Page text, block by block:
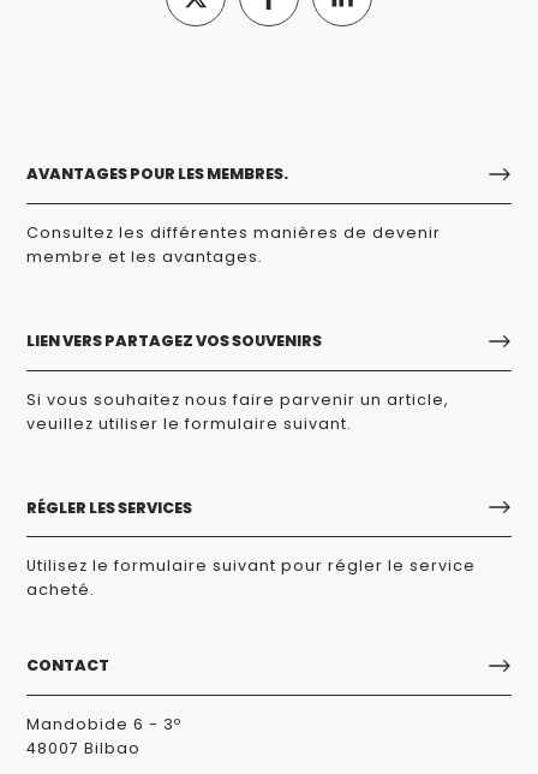
AVANTAGES POUR LES MEMBRES.
Consultez les différentes manières de devenir
membre et les avantages.
LIEN VERS PARTAGEZ VOS SOUVENIRS
Si vous souhaitez nous faire parvenir un article,
veuillez utiliser le formulaire suivant.
RÉGLER LES SERVICES
Utilisez le formulaire suivant pour régler le service
acheté.
CONTACT
Mandobide 6 - 3º
48007 Bilbao